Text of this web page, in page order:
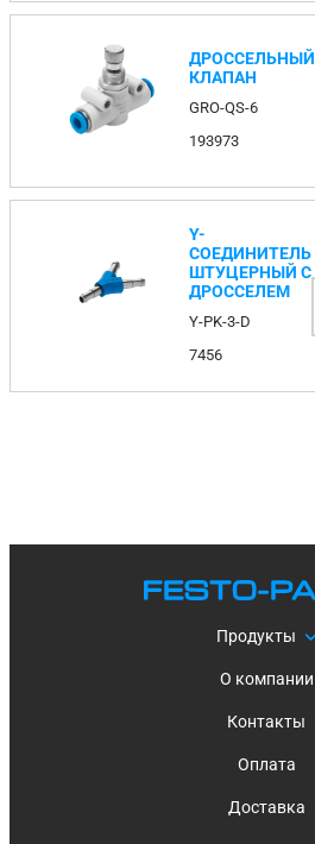
ДРОССЕЛЬНЫЙ
КЛАПАН
GRO-QS-6
193973
Y-
СОЕДИНИТЕЛЬ
ШТУЦЕРНЫЙ С
ДРОССЕЛЕМ
Y-PK-3-D
7456
Продукты
О компании
Контакты
Оплата
Доставка